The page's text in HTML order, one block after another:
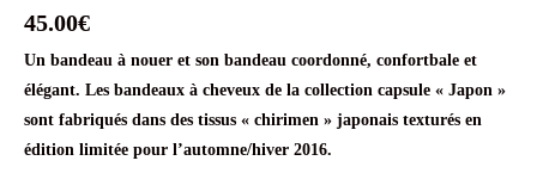
45.00€
Un bandeau à nouer et son bandeau coordonné, confortbale et
élégant. Les bandeaux à cheveux de la collection capsule « Japon »
sont fabriqués dans des tissus « chirimen » japonais texturés en
édition limitée pour l’automne/hiver 2016.